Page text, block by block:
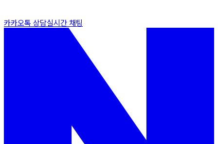
카카오톡 상담실시간 채팅